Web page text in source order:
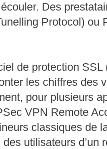
Des
Protocol) ou
de protection
les chiffres des
pour plusieurs
VPN Remote
classiques de
utilisateurs d’un